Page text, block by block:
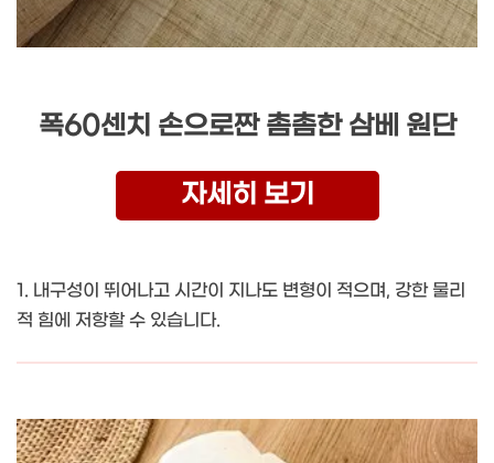
폭60센치 손으로짠 촘촘한 삼베 원단
자세히 보기
1. 내구성이 뛰어나고 시간이 지나도 변형이 적으며, 강한 물리
적 힘에 저항할 수 있습니다.